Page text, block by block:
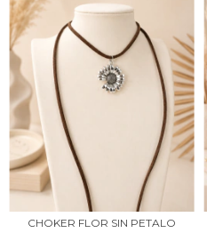
CHOKER FLOR SIN PETALO